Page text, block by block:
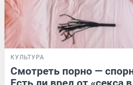
КУЛЬТУРА
Смотреть порно —